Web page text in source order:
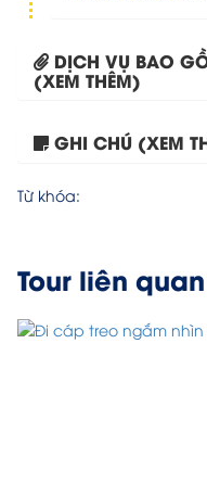
DỊCH VỤ BAO
(XEM THÊM)
GHI CHÚ (XEM
Từ khóa:
Tour liên quan
Tour